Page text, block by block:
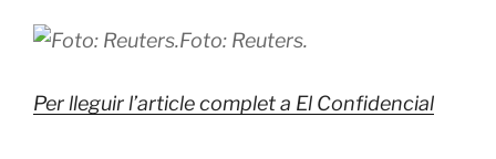
Foto: Reuters.
Per lleguir l’article complet a El Confidencial